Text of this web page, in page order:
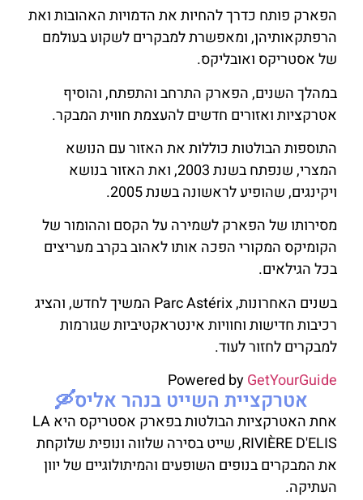
הפארק פותח כדרך להחיות את הדמויות האהובות ואת
הרפתקאותיהן, ומאפשרת למבקרים לשקוע בעולמם
של אסטריקס ואובליקס.
במהלך השנים, הפארק התרחב והתפתח, והוסיף
אטרקציות ואזורים חדשים להעצמת חווית המבקר.
התוספות הבולטות כוללות את האזור עם הנושא
המצרי, שנפתח בשנת 2003, ואת האזור בנושא
ויקינגים, שהופיע לראשונה בשנת 2005.
מסירותו של הפארק לשמירה על הקסם וההומור של
הקומיקס המקורי הפכה אותו לאהוב בקרב מעריצים
בכל הגילאים.
בשנים האחרונות, Parc Astérix המשיך לחדש, והציג
רכיבות חדישות וחוויות אינטראקטיביות שגורמות
למבקרים לחזור לעוד.
Powered byGetYourGuide
אטרקציית השייט בנהר אליס🛶
אחת האטרקציות הבולטות בפארק אסטריקס היא LA
RIVIÈRE D'ELIS, שייט בסירה שלווה ונופית שלוקחת
את המבקרים בנופים השופעים והמיתולוגיים של יוון
העתיקה.